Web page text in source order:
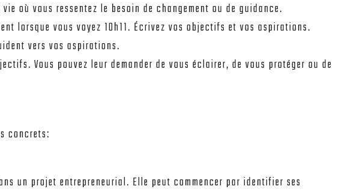
où vous ressentez le besoin de changement ou de guidance.
lorsque vous voyez 10h11. Écrivez vos objectifs et vos aspirations.
vers vos aspirations.
Vous pouvez leur demander de vous éclairer, de vous protéger ou de
concrets:
un projet entrepreneurial. Elle peut commencer par identifier ses